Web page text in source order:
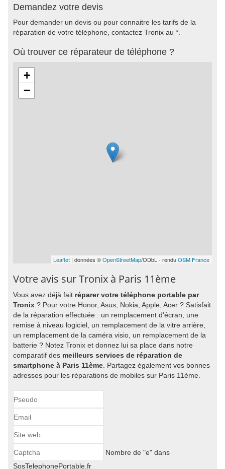
Demandez votre devis
Pour demander un devis ou pour connaitre les tarifs de la
réparation de votre téléphone, contactez Tronix au *.
Où trouver ce réparateur de téléphone ?
+
−
Leaflet | données ©OpenStreetMap/ODbL - renduOSM France
Votre avis sur Tronix à Paris 11ème
Vous avez déjà fait réparer votre téléphone portable par
Tronix ? Pour votre Honor, Asus, Nokia, Apple, Acer ? Satisfait
de la réparation effectuée : un remplacement d'écran, une
remise à niveau logiciel, un remplacement de la vitre arrière,
un remplacement de la caméra visio, un remplacement de la
batterie ? Notez Tronix et donnez lui sa place dans notre
comparatif des meilleurs services de réparation de
smartphone à Paris 11ème . Partagez également vos bonnes
adresses pour les réparations de mobiles sur Paris 11ème.
Nombre de "e" dans
SosTelephonePortable.fr